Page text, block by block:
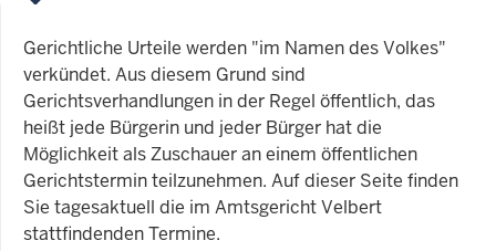
Gerichtliche Urteile werden "im Namen des Volkes"
verkündet. Aus diesem Grund sind
Gerichtsverhandlungen in der Regel öffentlich, das
heißt jede Bürgerin und jeder Bürger hat die
Möglichkeit als Zuschauer an einem öffentlichen
Gerichtstermin teilzunehmen. Auf dieser Seite finden
Sie tagesaktuell die im Amtsgericht Velbert
stattfindenden Termine.